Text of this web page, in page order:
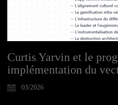
Curtis Yarvin et le
implémentation du
03/2026